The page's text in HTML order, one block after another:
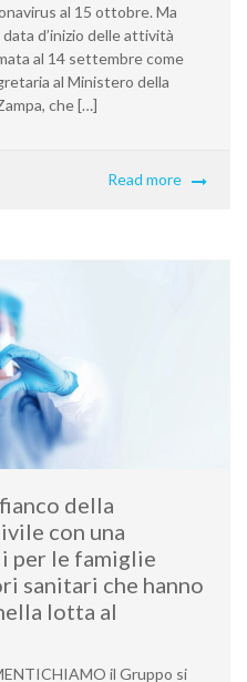
al 15 ottobre. Ma
d’inizio delle attività
al 14 settembre come
al Ministero della
che […]
Read more
della
con una
per le famiglie
sanitari che hanno
lotta al
il Gruppo si